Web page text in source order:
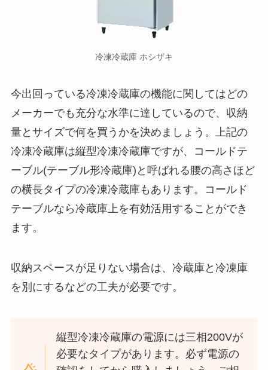
冷凍冷蔵庫 ホシザキ
今出回っている冷凍冷蔵庫の機能に関してはどの
メーカーでも充分な水準に達しているので、収納
量とサイズで何を買うかを決めましょう。上記の
冷凍冷蔵庫は縦型冷凍冷蔵庫ですが、コールドテ
ーブル(テーブル形冷蔵庫)と呼ばれる腰の高さほど
の横長タイプの冷凍冷蔵庫もあります。コールド
テーブルなら冷蔵庫上を有効活用することができ
ます。
収納スペースが足りない場合は、冷蔵庫と冷凍庫
を別にするなどの工夫が必要です。
縦型冷凍冷蔵庫の電源には三相200Vが
必要なタイプがあります。必ず電源の